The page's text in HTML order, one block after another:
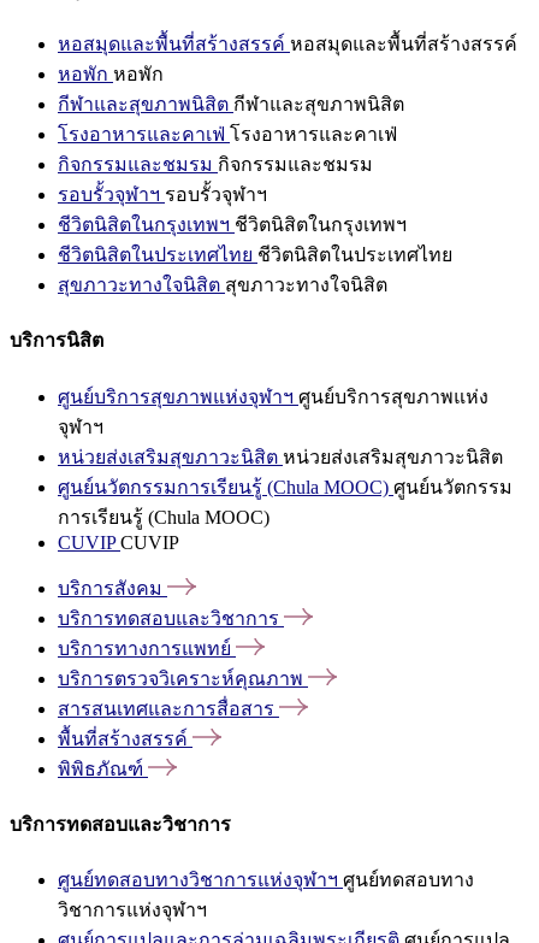
หอสมุดและพื้นที่สร้างสรรค์ หอสมุดและพื้นที่สร้างสรรค์
หอพัก หอพัก
กีฬาและสุขภาพนิสิต กีฬาและสุขภาพนิสิต
โรงอาหารและคาเฟ่ โรงอาหารและคาเฟ่
กิจกรรมและชมรม กิจกรรมและชมรม
รอบรั้วจุฬาฯ รอบรั้วจุฬาฯ
ชีวิตนิสิตในกรุงเทพฯ ชีวิตนิสิตในกรุงเทพฯ
ชีวิตนิสิตในประเทศไทย ชีวิตนิสิตในประเทศไทย
สุขภาวะทางใจนิสิต สุขภาวะทางใจนิสิต
บริการนิสิต
ศูนย์บริการสุขภาพแห่งจุฬาฯ ศูนย์บริการสุขภาพแห่ง
จุฬาฯ
หน่วยส่งเสริมสุขภาวะนิสิต หน่วยส่งเสริมสุขภาวะนิสิต
ศูนย์นวัตกรรมการเรียนรู้ (Chula MOOC) ศูนย์นวัตกรรม
การเรียนรู้ (Chula MOOC)
CUVIPCUVIP
บริการสังคม
บริการทดสอบและวิชาการ
บริการทางการแพทย์
บริการตรวจวิเคราะห์คุณภาพ
สารสนเทศและการสื่อสาร
พื้นที่สร้างสรรค์
พิพิธภัณฑ์
บริการทดสอบและวิชาการ
ศูนย์ทดสอบทางวิชาการแห่งจุฬาฯ ศูนย์ทดสอบทาง
วิชาการแห่งจุฬาฯ